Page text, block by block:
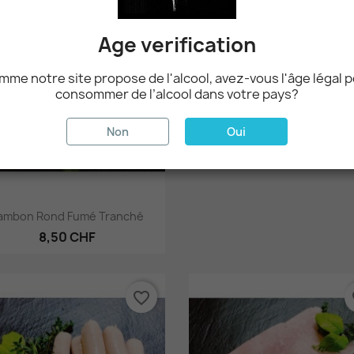
Aperçu rapide
Rond Fumé Tranché
8,50 CHF
favorite_border
Saucisse Séchée De Cerf
favorite_border
Age verification
notre site propose de l'alcool, avez-vous l'âge légal
consommer de l’alcool dans votre pays?
Non Oui